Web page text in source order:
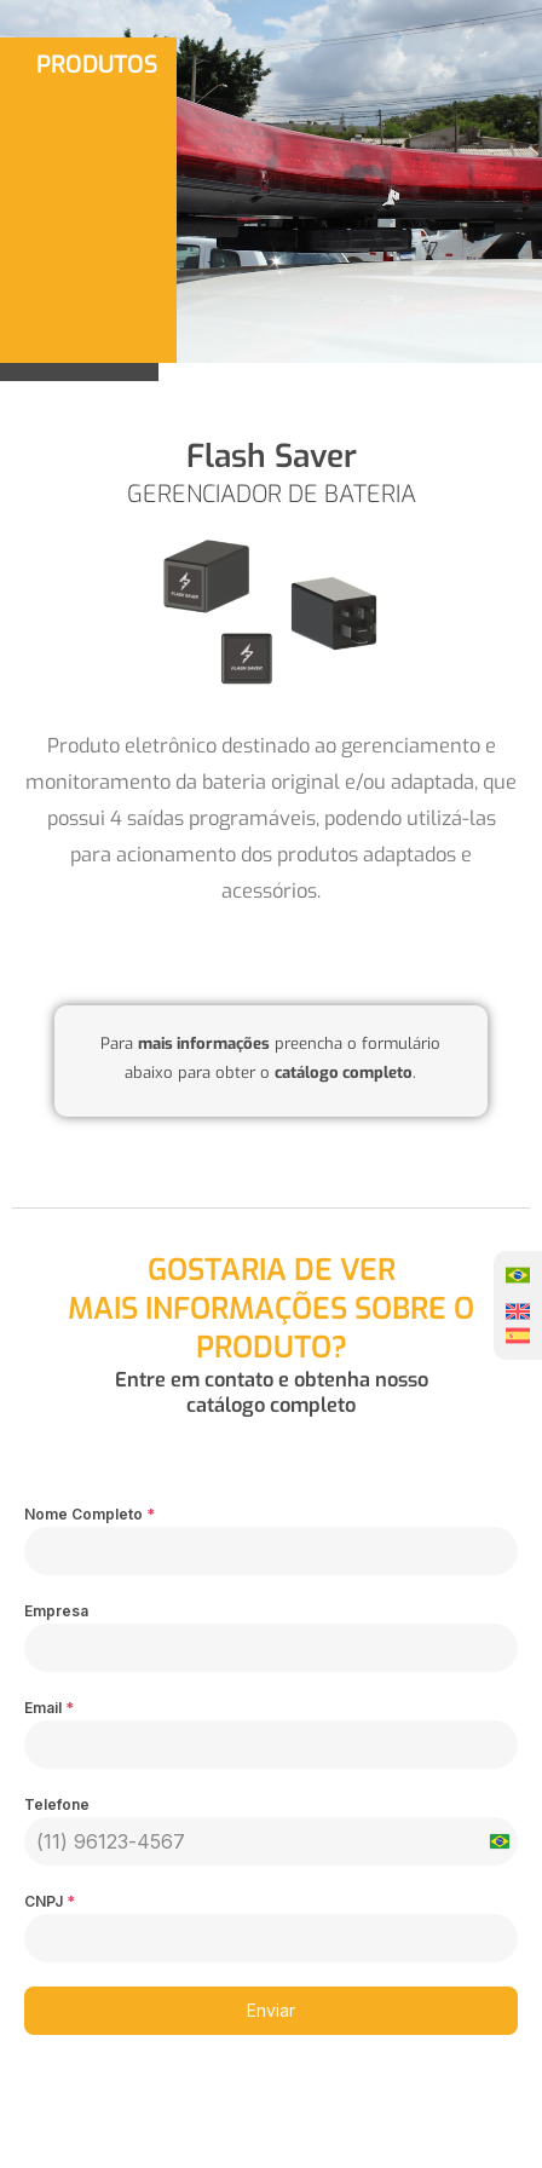
paraPRODUTOS
Flash Saver
GERENCIADOR DE BATERIA
Produto eletrônico destinado ao gerenciamento e
monitoramento da bateria original e/ou adaptada, que
possui 4 saídas programáveis, podendo utilizá-las
para acionamento dos produtos adaptados e
acessórios.
Paramais informações preencha o formulário
abaixo para obter ocatálogo completo.
GOSTARIA DE VER
MAIS INFORMAÇÕES SOBRE O
PRODUTO?
Entre em contato e obtenha nosso
catálogo completo
Nome Completo *
Empresa
Email *
Telefone
Brazil
CNPJ *
Enviar